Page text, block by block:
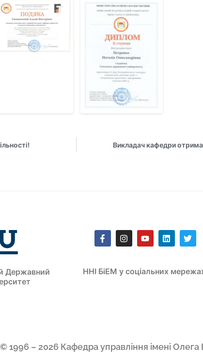
Викладач кафедри
Державний
ННІ БіЕМ у соціальних
© 1996 – 2026 Кафедра управління імені Олега